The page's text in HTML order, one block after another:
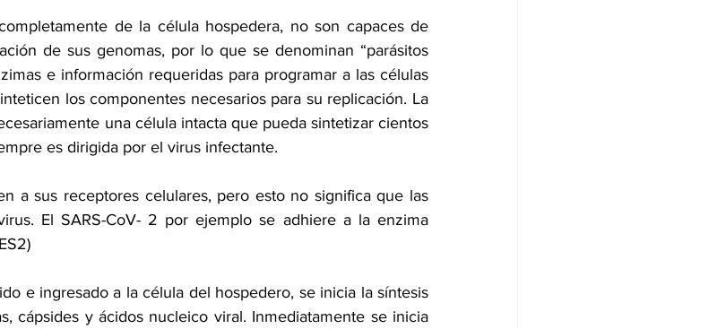
de la célula hospedera, no son capaces de
de sus genomas, por lo que se denominan “parásitos
e información requeridas para programar a las células
los componentes necesarios para su replicación. La
una célula intacta que pueda sintetizar cientos
es dirigida por el virus infectante.
a sus receptores celulares, pero esto no significa que las
El SARS-CoV- 2 por ejemplo se adhiere a la enzima
e ingresado a la célula del hospedero, se inicia la síntesis
cápsides y ácidos nucleico viral. Inmediatamente se inicia